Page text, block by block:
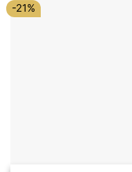
-21%